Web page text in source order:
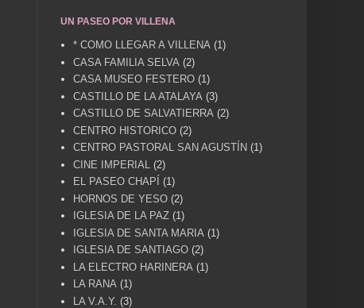
UN PASEO POR VILLENA
* COMO LLEGAR A VILLENA (1)
CASA FAMILIA SELVA (2)
CASA MUSEO FESTERO (1)
CASTILLO DE LA ATALAYA (3)
CASTILLO DE SALVATIERRA (2)
CENTRO HISTORICO (2)
CENTRO PASTORAL SAN AGUSTÍN (1)
CINE IMPERIAL
(2)
EL PASEO CHAPÍ
(1)
HORNOS DE YESO (2)
IGLESIA DE LA PAZ (1)
IGLESIA DE SANTA MARIA (1)
IGLESIA DE SANTIAGO (2)
LA ELECTRO HARINERA (1)
LA RANA (1)
LA V.A.Y. (3)